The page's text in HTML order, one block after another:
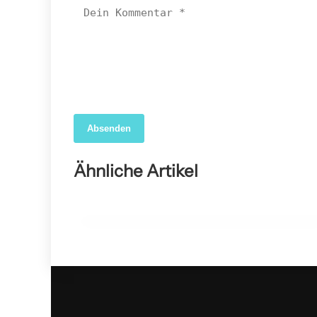
Absenden
Ähnliche Artikel
Forscher nutzen KI, um das wahre Ausmaß der